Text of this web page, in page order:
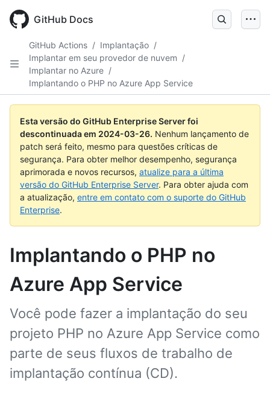
main
GitHub Docs
GitHub Actions / Implantação /
Implantar em seu provedor de nuvem /
Implantar no Azure /
Implantando o PHP no Azure App Service
Esta versão do GitHub Enterprise Server foi
descontinuada em 2024-03-26. Nenhum lançamento de
patch será feito, mesmo para questões críticas de
segurança. Para obter melhor desempenho, segurança
aprimorada e novos recursos, atualize para a última
versão do GitHub Enterprise Server. Para obter ajuda com
a atualização, entre em contato com o suporte do GitHub
Enterprise.
Implantando o PHP no
Azure App Service
Você pode fazer a implantação do seu
projeto PHP no Azure App Service como
parte de seus fluxos de trabalho de
implantação contínua (CD).